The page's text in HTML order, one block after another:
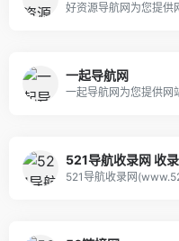
好资源导航网为您提供
一起导航网
一起导航网为您提供网
521导航收录网